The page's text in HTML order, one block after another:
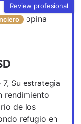
Review profesional
opina
Su estrategia
rendimiento
de los
refugio en